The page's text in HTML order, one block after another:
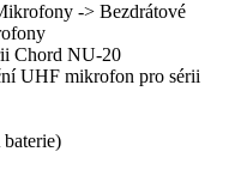
-> Bezdrátové
Chord NU-20
UHF mikrofon pro sérii